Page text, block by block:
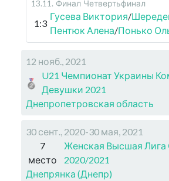
13.11 . Финал Четвертьфинал
1:3
Гусева Виктория/
Пентюк Алена/Понько
12 нояб., 2021
U21 Чемпионат Украины
Девушки 2021
Днепропетровская область
30 сент., 2020-30 мая, 2021
7
место
Женская Высшая Лига
2020/2021
Днепрянка (Днепр)